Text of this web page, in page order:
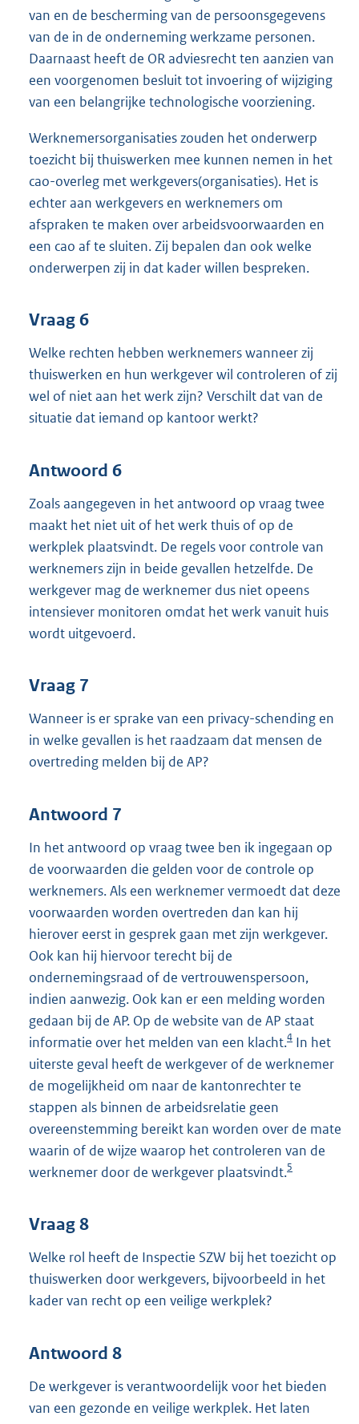
van en de bescherming van de persoonsgegevens
van de in de onderneming werkzame personen.
Daarnaast heeft de OR adviesrecht ten aanzien van
een voorgenomen besluit tot invoering of wijziging
van een belangrijke technologische voorziening.
Werknemersorganisaties zouden het onderwerp
toezicht bij thuiswerken mee kunnen nemen in het
cao-overleg met werkgevers(organisaties). Het is
echter aan werkgevers en werknemers om
afspraken te maken over arbeidsvoorwaarden en
een cao af te sluiten. Zij bepalen dan ook welke
onderwerpen zij in dat kader willen bespreken.
Vraag 6
Welke rechten hebben werknemers wanneer zij
thuiswerken en hun werkgever wil controleren of zij
wel of niet aan het werk zijn? Verschilt dat van de
situatie dat iemand op kantoor werkt?
Antwoord 6
Zoals aangegeven in het antwoord op vraag twee
maakt het niet uit of het werk thuis of op de
werkplek plaatsvindt. De regels voor controle van
werknemers zijn in beide gevallen hetzelfde. De
werkgever mag de werknemer dus niet opeens
intensiever monitoren omdat het werk vanuit huis
wordt uitgevoerd.
Vraag 7
Wanneer is er sprake van een privacy-schending en
in welke gevallen is het raadzaam dat mensen de
overtreding melden bij de AP?
Antwoord 7
In het antwoord op vraag twee ben ik ingegaan op
de voorwaarden die gelden voor de controle op
werknemers. Als een werknemer vermoedt dat deze
voorwaarden worden overtreden dan kan hij
hierover eerst in gesprek gaan met zijn werkgever.
Ook kan hij hiervoor terecht bij de
ondernemingsraad of de vertrouwenspersoon,
indien aanwezig. Ook kan er een melding worden
gedaan bij de AP. Op de website van de AP staat
informatie over het melden van een klacht.4 In het
uiterste geval heeft de werkgever of de werknemer
de mogelijkheid om naar de kantonrechter te
stappen als binnen de arbeidsrelatie geen
overeenstemming bereikt kan worden over de mate
waarin of de wijze waarop het controleren van de
werknemer door de werkgever plaatsvindt.5
Vraag 8
Welke rol heeft de Inspectie SZW bij het toezicht op
thuiswerken door werkgevers, bijvoorbeeld in het
kader van recht op een veilige werkplek?
Antwoord 8
De werkgever is verantwoordelijk voor het bieden
van een gezonde en veilige werkplek. Het laten